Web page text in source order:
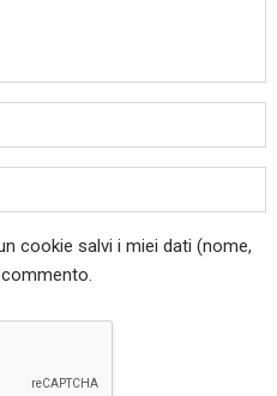
cookie salvi i miei dati (nome,